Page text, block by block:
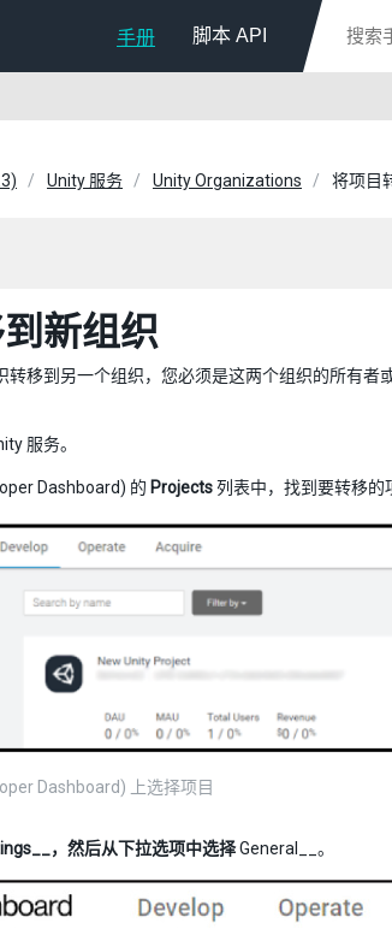
手册 脚本 API
Unity 服务 Unity Organizations 将项目
新组织
转移到另一个组织，您必须是这两个组织的所有者
服务。
Dashboard) 的 Projects列表中，找到要转移的
Dashboard) 上选择项目
，然后从下拉选项中选择General__。